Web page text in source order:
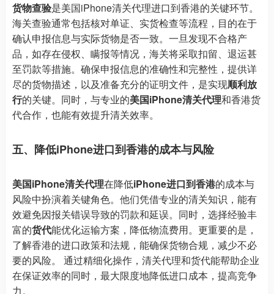
货物查验是美国iPhone清关代理进口到香港的关键环节。
海关查验通常包括核对单证、实货检查等流程，目的在于
确认申报信息与实际货物是否一致。一旦发现不合格产
品，如存在侵权、瞒报等情况，海关将采取扣留、退运甚
至罚款等措施。确保申报信息的准确性和完整性，提供详
尽的货物描述，以及准备充分的证明文件，是实现顺利放
行的关键。同时，与专业的美国iPhone清关代理和香港货
代合作，也能有效提升清关效率。
五、降低iPhone进口到香港的成本与风险
美国iPhone清关代理在降低iPhone进口到香港的成本与
风险中扮演着关键角色。他们凭借专业的清关知识，能有
效避免因报关错误导致的罚款和延误。同时，选择经验丰
富的货代能优化运输方案，降低物流费用。更重要的是，
了解香港的进口政策和法规，能确保货物合规，减少不必
要的风险。 通过精细化操作，清关代理和货代能帮助企业
在保证效率的同时，最大限度地降低进口成本，提高竞争
力。